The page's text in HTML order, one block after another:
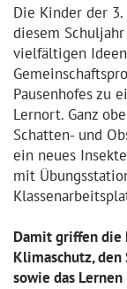
Die Kinder der
diesem
vielfältigen
Pausenhofes zu
Lernort. Ganz
Schatten- und
ein neues
mit
Damit griffen die
Klimaschutz,
sowie das